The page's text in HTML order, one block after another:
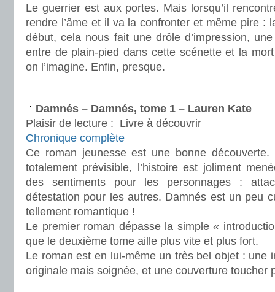
Le guerrier est aux portes. Mais lorsqu’il
rendre l’âme et il va la confronter et même pire :
début, cela nous fait une drôle d’impression,
entre de plain-pied dans cette scénette et la
on l’imagine. Enfin, presque.
Damnés – Damnés, tome 1 – Lauren Kate
Plaisir de lecture : Livre à découvrir
Chronique complète
Ce roman jeunesse est une bonne
totalement prévisible, l’histoire est joliment
des sentiments pour les personnages :
détestation pour les autres. Damnés est un peu
tellement romantique !
Le premier roman dépasse la simple «
que le deuxième tome aille plus vite et plus fort.
Le roman est en lui-même un très bel objet : une
originale mais soignée, et une couverture toucher